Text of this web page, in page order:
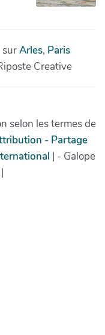
surArles, Paris
Creative
selon les termes de
- Partage
| - Galope
|